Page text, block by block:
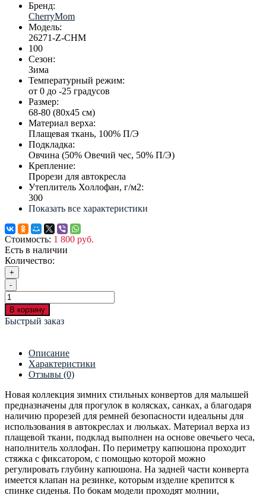
Бренд:
CherryMom
Модель:
26271-Z-CHM
100
Сезон:
Зима
Температурный режим:
от 0 до -25 градусов
Размер:
68-80 (80х45 см)
Материал верха:
Плащевая ткань, 100% П/Э
Подкладка:
Овчина (50% Овечий чес, 50% П/Э)
Крепление:
Прорези для автокресла
Утеплитель Холлофан, г/м2:
300
Показать все характеристики
Стоимость: 1 800 руб.
Есть в наличии
Количество:
+
-
В корзину
Быстрый заказ
Описание
Характеристики
Отзывы (0)
Новая коллекция зимних стильных конвертов для малышей
предназначены для прогулок в колясках, санках, а благодаря
наличию прорезей для ремней безопасности идеальны для
использования в автокреслах и люльках. Материал верха из
плащевой ткани, подклад выполнен на основе овечьего чеса,
наполнитель холлофан. По периметру капюшона проходит
стяжка с фиксатором, с помощью которой можно
регулировать глубину капюшона. На задней части конверта
имеется клапан на резинке, которым изделие крепится к
спинке сиденья. По бокам модели проходят молнии,